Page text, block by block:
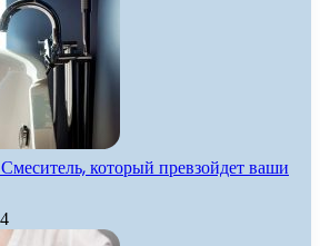
который превзойдет ваши